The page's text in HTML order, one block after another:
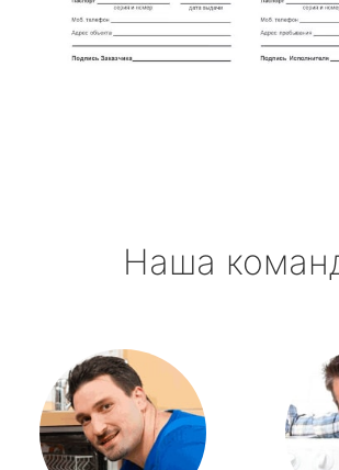
Наша